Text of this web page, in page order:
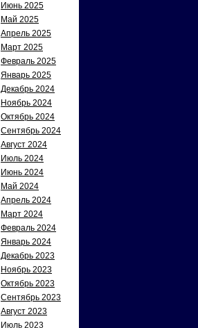
Июнь 2025
Май 2025
Апрель 2025
Март 2025
Февраль 2025
Январь 2025
Декабрь 2024
Ноябрь 2024
Октябрь 2024
Сентябрь 2024
Август 2024
Июль 2024
Июнь 2024
Май 2024
Апрель 2024
Март 2024
Февраль 2024
Январь 2024
Декабрь 2023
Ноябрь 2023
Октябрь 2023
Сентябрь 2023
Август 2023
Июль 2023